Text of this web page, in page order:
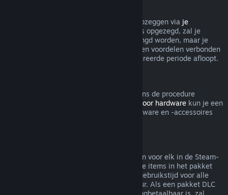
Je kunt een lopend abonnement steeds opzeggen via je
. Zodra je abonnement is opgezegd, zal je
abonnement niet meer automatisch verlengd worden, maar je
blijft wel toegang hebben tot alle inhoud en voordelen verbonden
aan je abonnement tot de huidige gefactureerde periode afloopt.
Binnen de relevante tijdsperiode en volgens de procedure
Terugbetalingsbeleid voor hardwarekun je een
terugbetaling aanvragen voor Steam-hardware en -accessoires
Je kunt een volledige terugbetaling krijgen voor elk in de Steam-
winkel gekocht pakket zolang geen van de items in het pakket
zijn overgedragen en de gecombineerde gebruikstijd voor alle
items in het pakket minder is dan twee uur. Als een pakket DLC
of een item in een spel bevat dat niet terugbetaalbaar is, zal